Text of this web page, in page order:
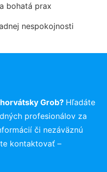
bohatá prax
nespokojnosti
Grob? Hľadáte
profesionálov za
či nezáväznú
kontaktovať –